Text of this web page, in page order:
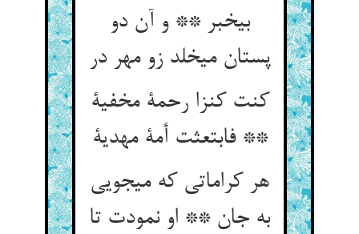
بی‏خبر ** و آن دو
پستان می‏خلد زو مهر در
کنت کنزا رحمة مخفیة
** فابتعثت أمة مهدیة
هر کراماتی که می‏جویی
به جان ** او نمودت تا